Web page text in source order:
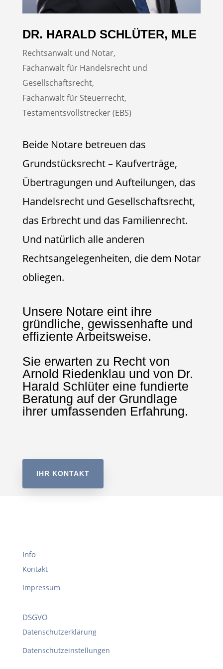
DR. HARALD SCHLÜTER, MLE
Rechtsanwalt und Notar,
Fachanwalt für Handelsrecht und
Gesellschaftsrecht,
Fachanwalt für Steuerrecht,
Testamentsvollstrecker (EBS)
Beide Notare betreuen das
Grundstücksrecht – Kaufverträge,
Übertragungen und Aufteilungen, das
Handelsrecht und Gesellschaftsrecht,
das Erbrecht und das Familienrecht.
Und natürlich alle anderen
Rechtsangelegenheiten, die dem Notar
obliegen.
Unsere Notare eint ihre
gründliche, gewissenhafte und
effiziente Arbeitsweise.
Sie erwarten zu Recht von
Arnold Riedenklau und von Dr.
Harald Schlüter eine fundierte
Beratung auf der Grundlage
ihrer umfassenden Erfahrung.
IHR KONTAKT
Info
Kontakt
Impressum
DSGVO
Datenschutzerklärung
Datenschutzeinstellungen